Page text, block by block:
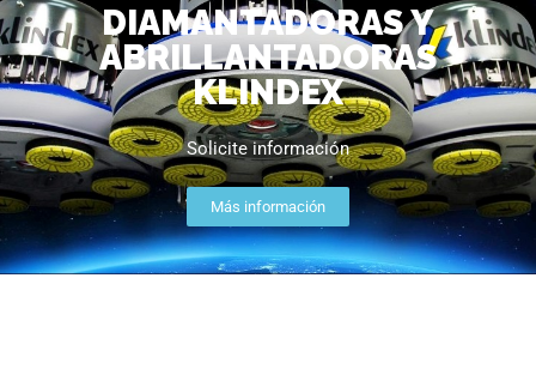
DIAMANTADORAS Y
ABRILLANTADORAS
KLINDEX
Solicite información
Más información